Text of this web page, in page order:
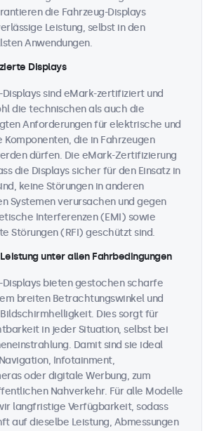
die Fahrzeug-Displays
Leistung, selbst in den
Anwendungen.
Displays
Displays sind eMark-zertifiziert und
die technischen als auch die
Anforderungen für elektrische und
die in Fahrzeugen
dürfen. Die eMark-Zertifizierung
die Displays sicher für den Einsatz in
keine Störungen in anderen
Systemen verursachen und gegen
Interferenzen (EMI) sowie
Störungen (RFI) geschützt sind.
unter allen Fahrbedingungen
Displays bieten gestochen scharfe
breiten Betrachtungswinkel und
Dies sorgt für
in jeder Situation, selbst bei
Damit sind sie ideal
Infotainment,
oder digitale Werbung, zum
Nahverkehr. Für alle Modelle
langfristige Verfügbarkeit, sodass
auf dieselbe Leistung, Abmessungen